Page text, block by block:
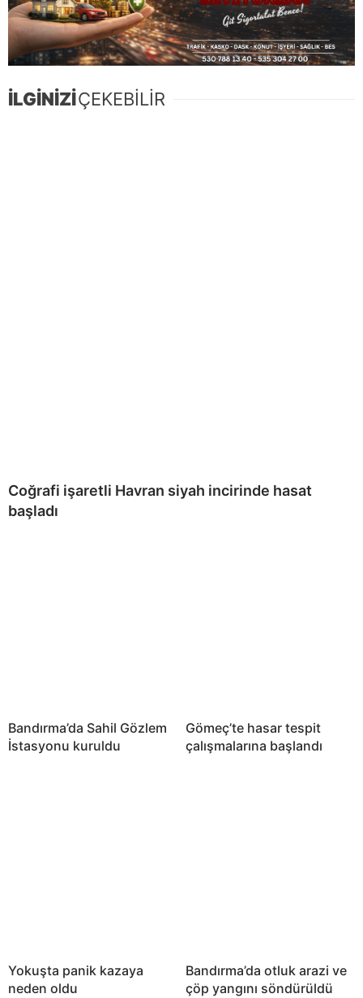
İLGİNİZİÇEKEBİLİR
Coğrafi işaretli Havran siyah incirinde hasat
başladı
Bandırma’da Sahil Gözlem
İstasyonu kuruldu
Gömeç’te hasar tespit
çalışmalarına başlandı
Yokuşta panik kazaya
neden oldu
Bandırma’da otluk arazi ve
çöp yangını söndürüldü